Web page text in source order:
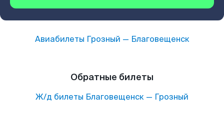
Авиабилеты Грозный — Благовещенск
Обратные билеты
Ж/д билеты Благовещенск — Грозный